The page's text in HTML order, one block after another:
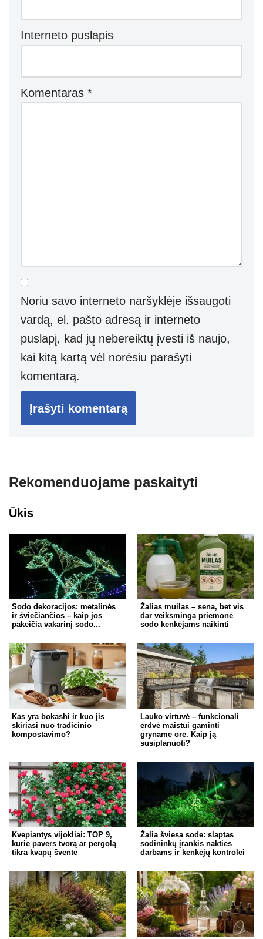
Interneto puslapis
Komentaras *
Noriu savo interneto naršyklėje išsaugoti
vardą, el. pašto adresą ir interneto
puslapį, kad jų nebereiktų įvesti iš naujo,
kai kitą kartą vėl norėsiu parašyti
komentarą.
Rekomenduojame paskaityti
Ūkis
Sodo dekoracijos: metalinės
ir šviečiančios – kaip jos
pakeičia vakarinį sodo...
Žalias muilas – sena, bet vis
dar veiksminga priemonė
sodo kenkėjams naikinti
Kas yra bokashi ir kuo jis
skiriasi nuo tradicinio
kompostavimo?
Lauko virtuvė – funkcionali
erdvė maistui gaminti
gryname ore. Kaip ją
susiplanuoti?
Kvepiantys vijokliai: TOP 9,
kurie pavers tvorą ar pergolą
tikra kvapų švente
Žalia šviesa sode: slaptas
sodininkų įrankis nakties
darbams ir kenkėjų kontrolei